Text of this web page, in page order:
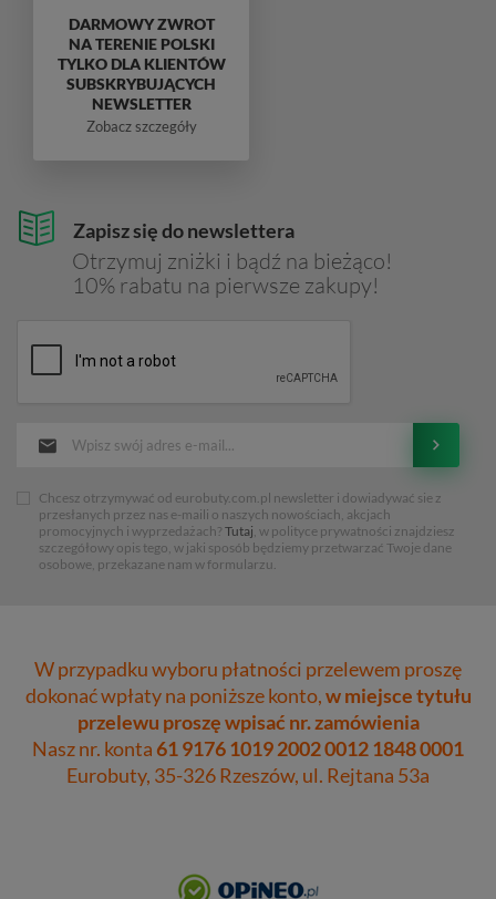
Zapisz się do newslettera
Otrzymuj zniżki i bądź na bieżąco!
10% rabatu na pierwsze zakupy!
Chcesz otrzymywać od eurobuty.com.pl newsletter i dowiadywać sie z
przesłanych przez nas e-maili o naszych nowościach, akcjach
promocyjnych i wyprzedażach? Tutaj, w polityce prywatności znajdziesz
szczegółowy opis tego, w jaki sposób będziemy przetwarzać Twoje dane
osobowe, przekazane nam w formularzu.
DARMOWY ZWROT
NA TERENIE POLSKI
TYLKO DLA KLIENTÓW
SUBSKRYBUJĄCYCH
NEWSLETTER
Zobacz szczegóły
W przypadku wyboru płatności przelewem proszę
dokonać wpłaty na poniższe konto,w miejsce tytułu
przelewu proszę wpisać nr. zamówienia
Nasz nr. konta61 9176 1019 2002 0012 1848 0001
Eurobuty, 35-326 Rzeszów, ul. Rejtana 53a